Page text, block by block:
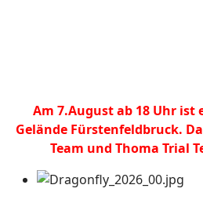
Am 7.August ab 18 Uhr ist
Gelände Fürstenfeldbruck.
Team und Thoma Trial